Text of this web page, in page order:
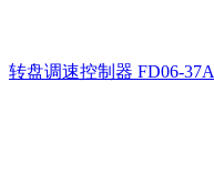
转盘调速控制器 FD06-37A